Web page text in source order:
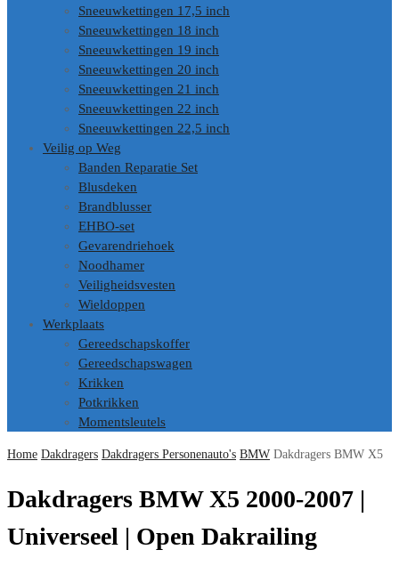
Sneeuwkettingen 17,5 inch
Sneeuwkettingen 18 inch
Sneeuwkettingen 19 inch
Sneeuwkettingen 20 inch
Sneeuwkettingen 21 inch
Sneeuwkettingen 22 inch
Sneeuwkettingen 22,5 inch
Veilig op Weg
Banden Reparatie Set
Blusdeken
Brandblusser
EHBO-set
Gevarendriehoek
Noodhamer
Veiligheidsvesten
Wieldoppen
Werkplaats
Gereedschapskoffer
Gereedschapswagen
Krikken
Potkrikken
Momentsleutels
Home Dakdragers Dakdragers Personenauto's BMW Dakdragers BMW X5
Dakdragers BMW X5 2000-2007 |
Universeel | Open Dakrailing